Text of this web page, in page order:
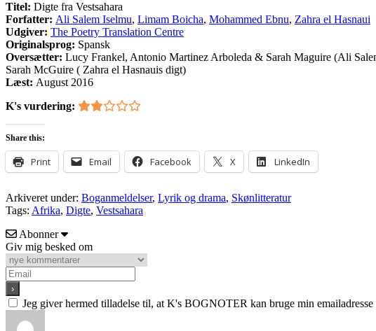
Titel: Digte fra Vestsahara
Forfatter: Ali Salem Iselmu, Limam Boicha, Mohammed Ebnu, Zahra el Hasnaui
Udgiver: The Poetry Translation Centre
Originalsprog: Spansk
Oversætter: Lucy Frankel, Antonio Martinez Arboleda & Sarah Maguire (Ali
Sarah McGuire ( Zahra el Hasnauis digt)
Læst: August 2016
K's vurdering:
Share this:
Print Email Facebook X LinkedIn
Arkiveret under: Boganmeldelser, Lyrik og drama, Skønlitteratur
Tags: Afrika, Digte, Vestsahara
Abonner
Giv mig besked om
Jeg giver hermed tilladelse til, at K's BOGNOTER kan bruge min